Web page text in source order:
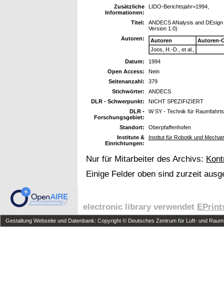
Zusätzliche
Informationen:
LIDO-Berichtsjahr=1994,
Titel:
ANDECS ANalysis and
Version 1.0)
Autoren:
Autoren
Autoren-
Joos, H.-D., et al.,
Datum:
1994
Open Access:
Nein
Seitenanzahl:
379
Stichwörter:
ANDECS
DLR - Schwerpunkt:
NICHT SPEZIFIZIERT
DLR -
Forschungsgebiet:
W SY - Technik für
Standort:
Oberpfaffenhofen
Institute &
Einrichtungen:
Institut für Robotik und
Nur für Mitarbeiter des Archivs:
Einige Felder oben sind zurzeit
electronic library verwendet
Gestaltung Webseite und Datenbank: Copyright © Deutsches Zentrum für Luft- und